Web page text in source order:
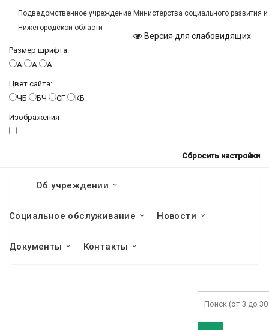
Подведомственное учреждение Министерства социального развития
Нижегородской области
Версия для слабовидящих
Размер шрифта:
A
A A
Цвет сайта:
ЧБ
БЧ СГ КБ
Изображения
Сбросить настройки
Об учреждении
Социальное обслуживание Новости
Документы Контакты